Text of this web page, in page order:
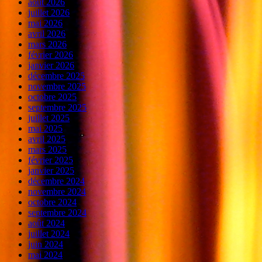
août 2026
juillet 2026
mai 2026
avril 2026
mars 2026
février 2026
janvier 2026
décembre 2025
novembre 2025
octobre 2025
septembre 2025
juillet 2025
mai 2025
avril 2025
mars 2025
février 2025
janvier 2025
décembre 2024
novembre 2024
octobre 2024
septembre 2024
août 2024
juillet 2024
juin 2024
mai 2024